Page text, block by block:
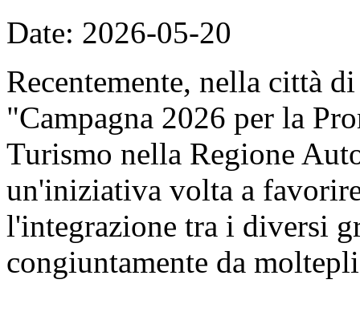
Date: 2026-05-20
Recentemente, nella città
"Campagna 2026 per la
Turismo nella Regione
un'iniziativa volta a
l'integrazione tra i diversi
congiuntamente da